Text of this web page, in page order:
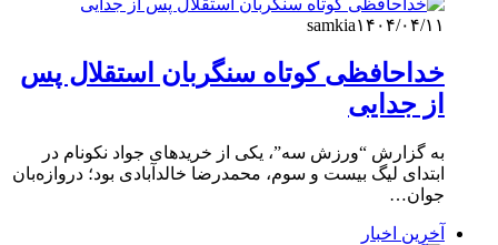
samkia۱۴۰۴/۰۴/۱۱
خداحافظی کوتاه سنگربان استقلال پس
از جدایی
به گزارش “ورزش سه”، یکی از خریدهای جواد نکونام در
ابتدای لیگ بیست و سوم، محمدرضا خالدآبادی بود؛ دروازه‌بان
جوان…
آخرین اخبار